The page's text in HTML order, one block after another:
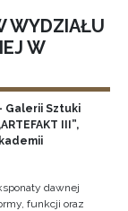
WYDZIAŁU
W
Galerii Sztuki
III”,
dawnej
funkcji oraz